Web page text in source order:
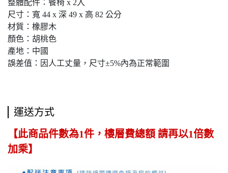
整體配件：餐椅 x 2入
尺寸：寬 44 x 深 49 x 高 82 公分
材質：橡膠木
顏色：胡桃色
產地：中國
誤差值：因人工丈量，尺寸±5%內為正常範圍
運送方式
【此商品件數為1件，樓層費總額 請再以1倍數
加乘】